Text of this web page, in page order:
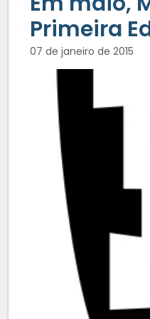
Primeira
07 de janeiro de 2015